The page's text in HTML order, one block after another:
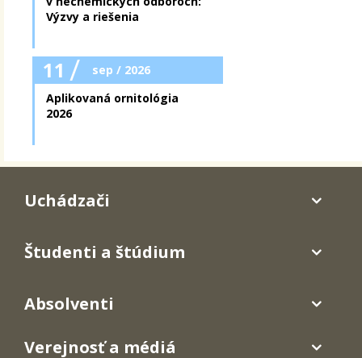
Výzvy a riešenia
11 /
sep / 2026
Aplikovaná ornitológia
2026
Uchádzači
Študenti a štúdium
Absolventi
Verejnosť a médiá